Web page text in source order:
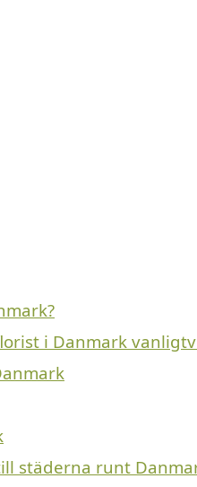
i Danmark
städerna runt